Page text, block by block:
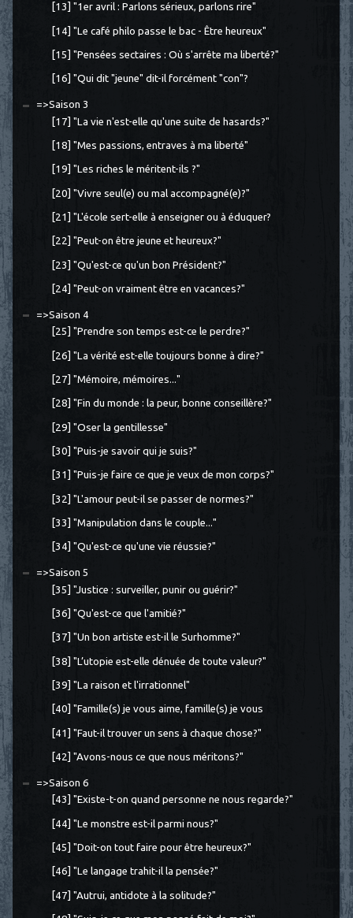
[13] "1er avril : Parlons sérieux, parlons rire"
[14] "Le café philo passe le bac - Être heureux"
[15] "Pensées sectaires : Où s'arrête ma liberté?"
[16] "Qui dit "jeune" dit-il forcément "con"?
=>Saison 3
[17] "La vie n'est-elle qu'une suite de hasards?"
[18] "Mes passions, entraves à ma liberté"
[19] "Les riches le méritent-ils ?"
[20] "Vivre seul(e) ou mal accompagné(e)?"
[21] "L'école sert-elle à enseigner ou à éduquer?
[22] "Peut-on être jeune et heureux?"
[23] "Qu'est-ce qu'un bon Président?"
[24] "Peut-on vraiment être en vacances?"
=>Saison 4
[25] "Prendre son temps est-ce le perdre?"
[26] "La vérité est-elle toujours bonne à dire?"
[27] "Mémoire, mémoires..."
[28] "Fin du monde : la peur, bonne conseillère?"
[29] "Oser la gentillesse"
[30] "Puis-je savoir qui je suis?"
[31] "Puis-je faire ce que je veux de mon corps?"
[32] "L'amour peut-il se passer de normes?"
[33] "Manipulation dans le couple..."
[34] "Qu'est-ce qu'une vie réussie?"
=>Saison 5
[35] "Justice : surveiller, punir ou guérir?"
[36] "Qu'est-ce que l'amitié?"
[37] "Un bon artiste est-il le Surhomme?"
[38] "L’utopie est-elle dénuée de toute valeur?"
[39] "La raison et l'irrationnel"
[40] "Famille(s) je vous aime, famille(s) je vous
[41] "Faut-il trouver un sens à chaque chose?"
[42] "Avons-nous ce que nous méritons?"
=>Saison 6
[43] "Existe-t-on quand personne ne nous regarde?"
[44] "Le monstre est-il parmi nous?"
[45] "Doit-on tout faire pour être heureux?"
[46] "Le langage trahit-il la pensée?"
[47] "Autrui, antidote à la solitude?"